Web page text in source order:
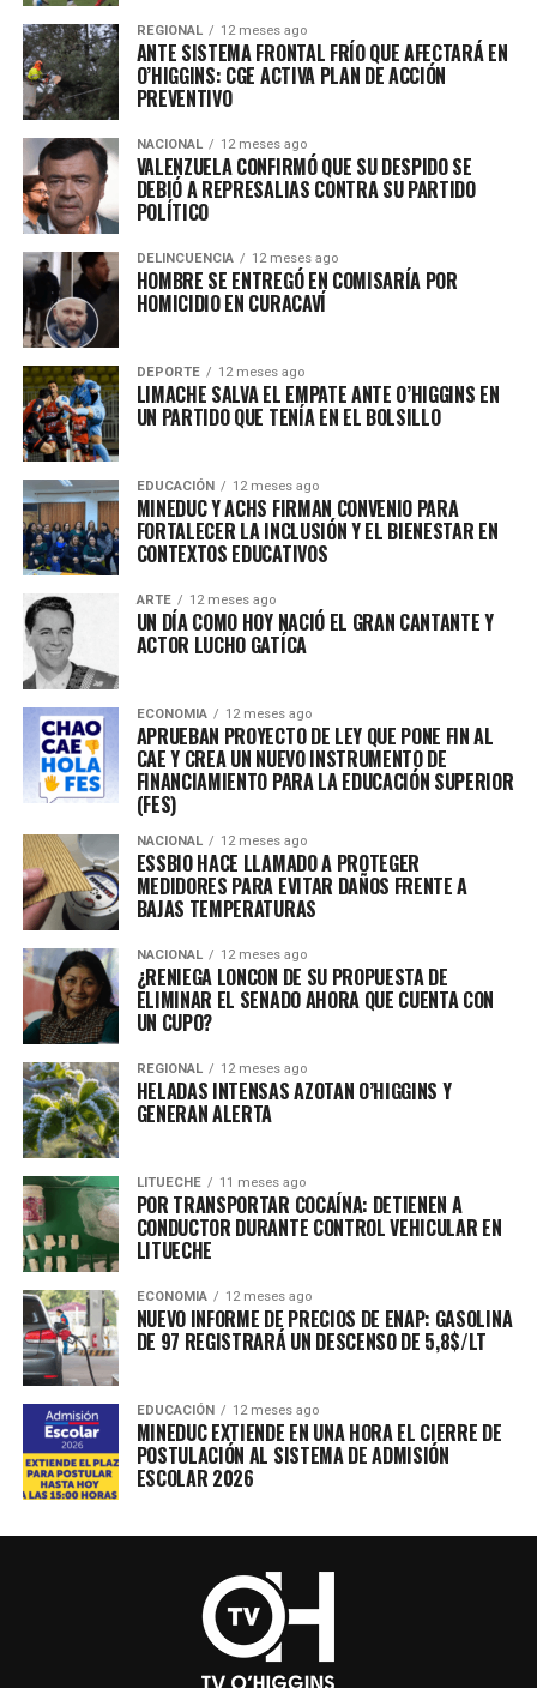
REGIONAL 12 meses ago
ANTE SISTEMA FRONTAL FRÍO QUE AFECTARÁ EN
O’HIGGINS: CGE ACTIVA PLAN DE ACCIÓN
PREVENTIVO
NACIONAL 12 meses ago
VALENZUELA CONFIRMÓ QUE SU DESPIDO SE
DEBIÓ A REPRESALIAS CONTRA SU PARTIDO
POLÍTICO
DELINCUENCIA 12 meses ago
HOMBRE SE ENTREGÓ EN COMISARÍA POR
HOMICIDIO EN CURACAVÍ
DEPORTE 12 meses ago
LIMACHE SALVA EL EMPATE ANTE O’HIGGINS EN
UN PARTIDO QUE TENÍA EN EL BOLSILLO
EDUCACIÓN 12 meses ago
MINEDUC Y ACHS FIRMAN CONVENIO PARA
FORTALECER LA INCLUSIÓN Y EL BIENESTAR EN
CONTEXTOS EDUCATIVOS
ARTE 12 meses ago
UN DÍA COMO HOY NACIÓ EL GRAN CANTANTE Y
ACTOR LUCHO GATÍCA
ECONOMIA 12 meses ago
APRUEBAN PROYECTO DE LEY QUE PONE FIN AL
CAE Y CREA UN NUEVO INSTRUMENTO DE
FINANCIAMIENTO PARA LA EDUCACIÓN SUPERIOR
(FES)
NACIONAL 12 meses ago
ESSBIO HACE LLAMADO A PROTEGER
MEDIDORES PARA EVITAR DAÑOS FRENTE A
BAJAS TEMPERATURAS
NACIONAL 12 meses ago
¿RENIEGA LONCON DE SU PROPUESTA DE
ELIMINAR EL SENADO AHORA QUE CUENTA CON
UN CUPO?
REGIONAL 12 meses ago
HELADAS INTENSAS AZOTAN O’HIGGINS Y
GENERAN ALERTA
LITUECHE 11 meses ago
POR TRANSPORTAR COCAÍNA: DETIENEN A
CONDUCTOR DURANTE CONTROL VEHICULAR EN
LITUECHE
ECONOMIA 12 meses ago
NUEVO INFORME DE PRECIOS DE ENAP: GASOLINA
DE 97 REGISTRARÁ UN DESCENSO DE 5,8$/LT
EDUCACIÓN 12 meses ago
MINEDUC EXTIENDE EN UNA HORA EL CIERRE DE
POSTULACIÓN AL SISTEMA DE ADMISIÓN
ESCOLAR 2026